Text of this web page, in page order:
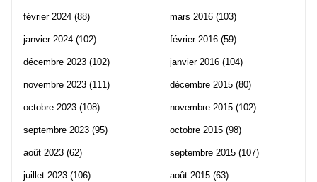
février 2024 (88)
janvier 2024 (102)
décembre 2023 (102)
novembre 2023 (111)
octobre 2023 (108)
septembre 2023 (95)
août 2023 (62)
juillet 2023 (106)
mars 2016 (103)
février 2016 (59)
janvier 2016 (104)
décembre 2015 (80)
novembre 2015 (102)
octobre 2015 (98)
septembre 2015 (107)
août 2015 (63)